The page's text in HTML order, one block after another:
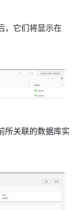
，它们将显示在
所关联的数据库实